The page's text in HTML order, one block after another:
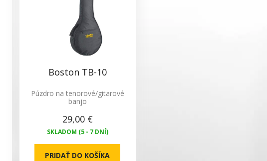
Boston TB-10
Púzdro na tenorové/gitarové
banjo
29,00 €
SKLADOM (5 - 7 DNÍ)
PRIDAŤ DO KOŠÍKA